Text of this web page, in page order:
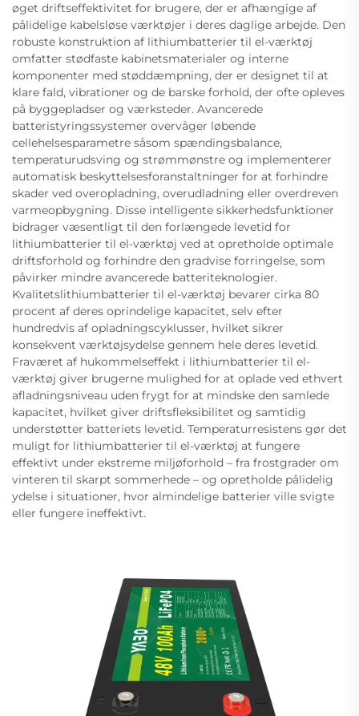
øget driftseffektivitet for brugere, der er afhængige af
pålidelige kabelsløse værktøjer i deres daglige arbejde. Den
robuste konstruktion af lithiumbatterier til el-værktøj
omfatter stødfaste kabinetsmaterialer og interne
komponenter med støddæmpning, der er designet til at
klare fald, vibrationer og de barske forhold, der ofte opleves
på byggepladser og værksteder. Avancerede
batteristyringssystemer overvåger løbende
cellehelsesparametre såsom spændingsbalance,
temperaturudsving og strømmønstre og implementerer
automatisk beskyttelsesforanstaltninger for at forhindre
skader ved overopladning, overudladning eller overdreven
varmeopbygning. Disse intelligente sikkerhedsfunktioner
bidrager væsentligt til den forlængede levetid for
lithiumbatterier til el-værktøj ved at opretholde optimale
driftsforhold og forhindre den gradvise forringelse, som
påvirker mindre avancerede batteriteknologier.
Kvalitetslithiumbatterier til el-værktøj bevarer cirka 80
procent af deres oprindelige kapacitet, selv efter
hundredvis af opladningscyklusser, hvilket sikrer
konsekvent værktøjsydelse gennem hele deres levetid.
Fraværet af hukommelseffekt i lithiumbatterier til el-
værktøj giver brugerne mulighed for at oplade ved ethvert
afladningsniveau uden frygt for at mindske den samlede
kapacitet, hvilket giver driftsfleksibilitet og samtidig
understøtter batteriets levetid. Temperaturresistens gør det
muligt for lithiumbatterier til el-værktøj at fungere
effektivt under ekstreme miljøforhold – fra frostgrader om
vinteren til skarpt sommerhede – og opretholde pålidelig
ydelse i situationer, hvor almindelige batterier ville svigte
eller fungere ineffektivt.